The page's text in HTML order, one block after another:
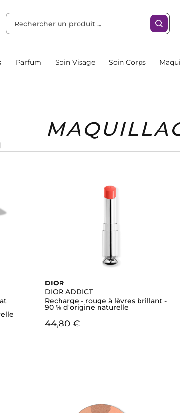
Parfum Soin Visage Soin Corps
DIOR
DIOR ADDICT
Recharge - rouge à lèvres brillant -
90 % d'origine naturelle
44,80 €